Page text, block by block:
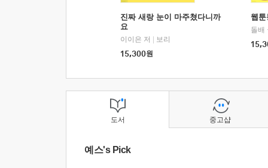
진짜 새랑 눈이 마주쳤다니까
요
이이은 저
보리
15,300원
웹
돌배
도서
예스's Pick
중고샵